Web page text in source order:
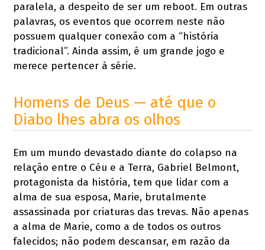
paralela, a despeito de ser um reboot. Em outras
palavras, os eventos que ocorrem neste não
possuem qualquer conexão com a “história
tradicional”. Ainda assim, é um grande jogo e
merece pertencer à série.
Homens de Deus — até que o
Diabo lhes abra os olhos
Em um mundo devastado diante do colapso na
relação entre o Céu e a Terra, Gabriel Belmont,
protagonista da história, tem que lidar com a
alma de sua esposa, Marie, brutalmente
assassinada por criaturas das trevas. Não apenas
a alma de Marie, como a de todos os outros
falecidos; não podem descansar, em razão da